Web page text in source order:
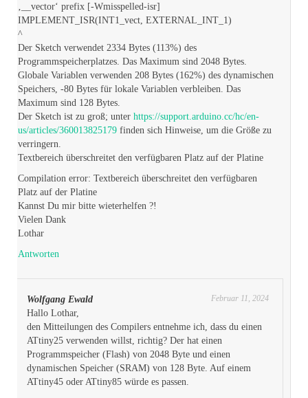
‚__vector‘ prefix [-Wmisspelled-isr]
IMPLEMENT_ISR(INT1_vect, EXTERNAL_INT_1)
^
Der Sketch verwendet 2334 Bytes (113%) des
Programmspeicherplatzes. Das Maximum sind 2048 Bytes.
Globale Variablen verwenden 208 Bytes (162%) des dynamischen
Speichers, -80 Bytes für lokale Variablen verbleiben. Das
Maximum sind 128 Bytes.
Der Sketch ist zu groß; unterhttps://support.arduino.cc/hc/en-
us/articles/360013825179 finden sich Hinweise, um die Größe zu
verringern.
Textbereich überschreitet den verfügbaren Platz auf der Platine
Compilation error: Textbereich überschreitet den verfügbaren
Platz auf der Platine
Kannst Du mir bitte wieterhelfen ?!
Vielen Dank
Lothar
Antworten
Wolfgang Ewald Februar 11, 2024
Hallo Lothar,
den Mitteilungen des Compilers entnehme ich, dass du einen
ATtiny25 verwenden willst, richtig? Der hat einen
Programmspeicher (Flash) von 2048 Byte und einen
dynamischen Speicher (SRAM) von 128 Byte. Auf einem
ATtiny45 oder ATtiny85 würde es passen.